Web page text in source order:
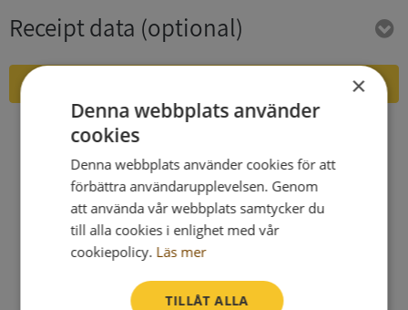
Receipt data (optional)
By bying you accept the terms of Syna
×
Denna webbplats använder
cookies
Denna webbplats använder cookies för att
förbättra användarupplevelsen. Genom
att använda vår webbplats samtycker du
till alla cookies i enlighet med vår
cookiepolicy. Läs mer
TILLÅT ALLA